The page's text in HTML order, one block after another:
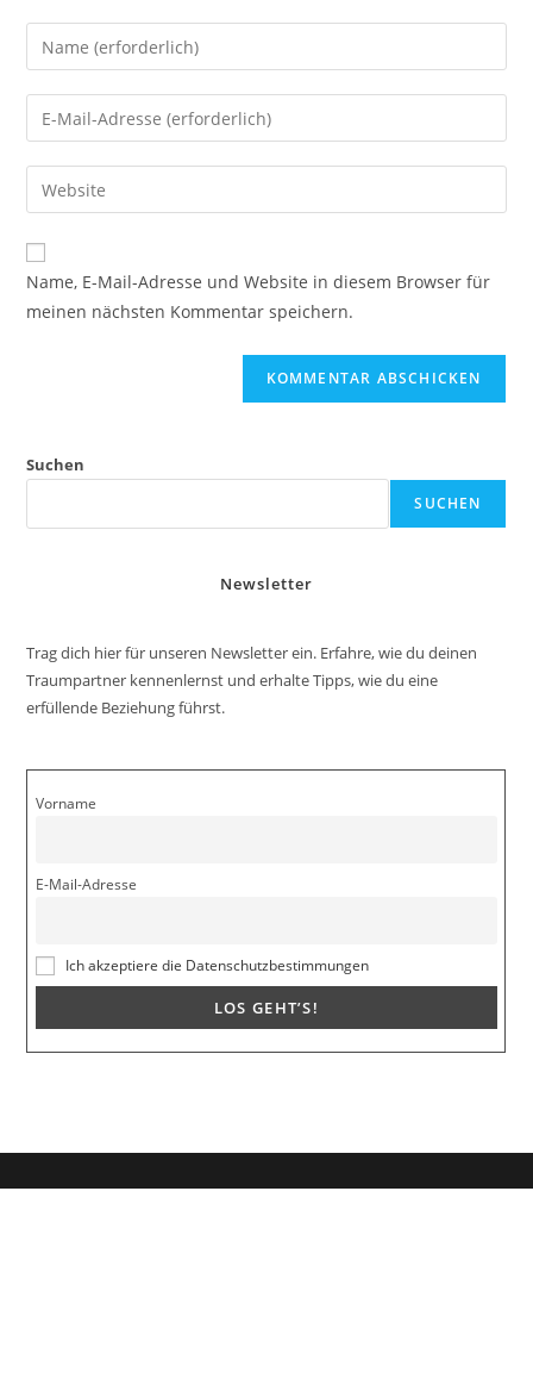
Gib
deinen
Namen
oder
zum
Kommentieren
ein
Gib
deine
E-
Mail-
zum
Kommentieren
ein
Gib
deine
Website-
URL
Name, E-Mail-Adresse und Website in diesem Browser für
meinen nächsten Kommentar speichern.
Suchen
SUCHEN
Newsletter
Trag dich hier für unseren Newsletter ein. Erfahre, wie du deinen
Traumpartner kennenlernst und erhalte Tipps, wie du eine
erfüllende Beziehung führst.
Vorname
E-Mail-Adresse
Ich akzeptiere die Datenschutzbestimmungen